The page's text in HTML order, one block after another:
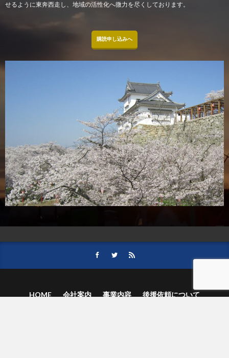
せるように東奔西走し、地域の活性化へ微力を尽くしております。
購読申し込みへ
HOME 会社案内 事業内容
後援依頼について